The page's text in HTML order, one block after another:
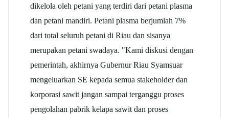
dikelola oleh petani yang terdiri dari petani plasma
dan petani mandiri. Petani plasma berjumlah 7%
dari total seluruh petani di Riau dan sisanya
merupakan petani swadaya. "Kami diskusi dengan
pemerintah, akhirnya Gubernur Riau Syamsuar
mengeluarkan SE kepada semua stakeholder dan
korporasi sawit jangan sampai terganggu proses
pengolahan pabrik kelapa sawitdan proses